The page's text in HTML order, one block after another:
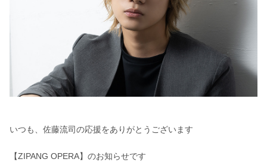
いつも、佐藤流司の応援をありがとうございます
【ZIPANG OPERA】のお知らせです